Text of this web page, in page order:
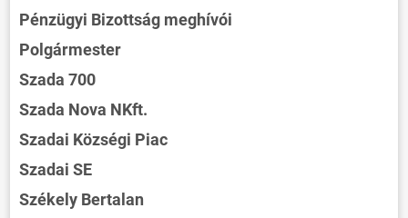
Pénzügyi Bizottság meghívói
Polgármester
Szada 700
Szada Nova NKft.
Szadai Községi Piac
Szadai SE
Székely Bertalan